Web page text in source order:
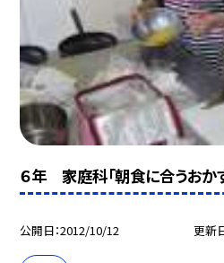
６年 家庭科「朝食に合うおか
公開日 2012/10/12 更新